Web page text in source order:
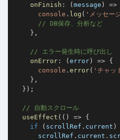
onFinish : (message ) =>
console . log ( 'メッセー
// DB保存、分析など
} ,
// エラー発生時に呼び出し
onError : (error) => {
console . error( 'チャッ
} ,
} ) ;
// 自動スクロール
useEffect ( ( ) => {
if
( scrollRef . current )
      scrollRef
. current .